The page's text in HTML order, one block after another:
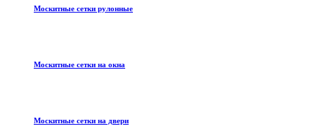
Москитные сетки рулонные
Москитные сетки на окна
Москитные сетки на двери